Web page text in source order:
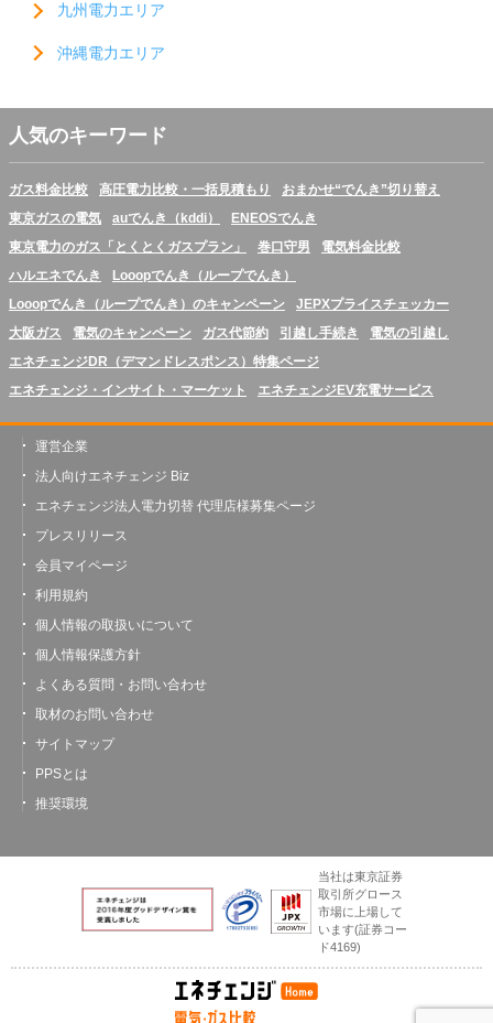
九州電力エリア
沖縄電力エリア
人気のキーワード
ガス料金比較 高圧電力比較・一括見積もり
おまかせ“でんき”切り替え
東京ガスの電気
auでんき（kddi）
ENEOSでんき
東京電力のガス「とくとくガスプラン」
巻口守男
電気料金比較
ハルエネでんき
Looopでんき（ループでんき）
Looopでんき（ループでんき）のキャンペーン
JEPXプライスチェッカー
大阪ガス
電気のキャンペーン ガス代節約 引越し手続き
電気の引越し
エネチェンジDR（デマンドレスポンス）特集ページ
エネチェンジ・インサイト・マーケット
エネチェンジEV充電サービス
運営企業
法人向けエネチェンジ Biz
エネチェンジ法人電力切替 代理店様募集ページ
プレスリリース
会員マイページ
利用規約
個人情報の取扱いについて
個人情報保護方針
よくある質問・お問い合わせ
取材のお問い合わせ
サイトマップ
PPSとは
推奨環境
当社は東京証券
取引所グロース
市場に上場して
います(証券コー
ド4169)